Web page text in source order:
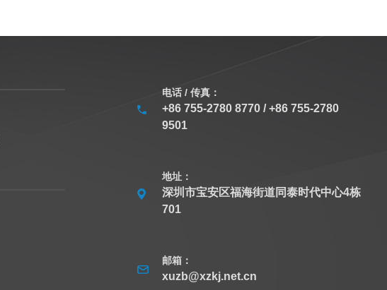
电话 / 传真：
+86 755-2780 8770 / +86 755-2780
9501
地址：
深圳市宝安区福海街道同泰时代中心4栋
701
邮箱：
xuzb@xzkj.net.cn